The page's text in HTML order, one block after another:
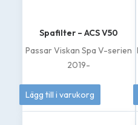
Spafilter – ACS V50
Passar Viskan Spa V-serien
2019-
519kr
Lägg till i varukorg